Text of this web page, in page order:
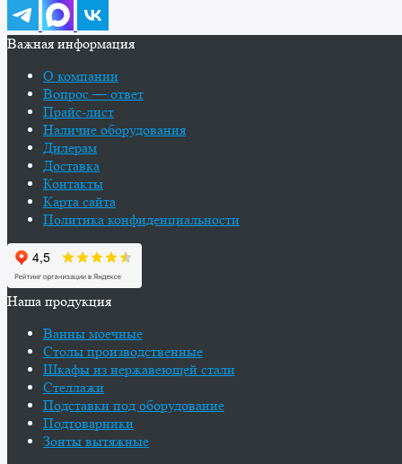
Важная информация
О компании
Вопрос — ответ
Прайс-лист
Наличие оборудования
Дилерам
Доставка
Контакты
Карта сайта
Политика конфиденциальности
Наша продукция
Ванны моечные
Столы производственные
Шкафы из нержавеющей стали
Стеллажи
Подставки под оборудование
Подтоварники
Зонты вытяжные